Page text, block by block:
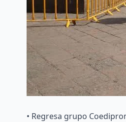
• Regresa grupo